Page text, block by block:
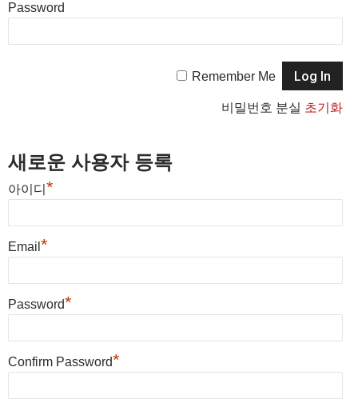
Password
Remember Me
비밀번호 분실 초기화
새로운 사용자 등록
아이디 *
Email *
Password*
Confirm Password*